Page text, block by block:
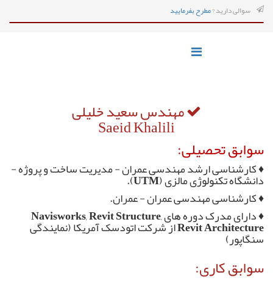
سوالی دارید ?مطرح بفرمایید
مهندس سعید خلیلی
Saeid Khalili
سوابق تحصیلی:
♦ کارشناسی ارشد مهندسی عمران - مدیریت ساخت و پروژه -
دانشگاه تکنولوژی مالزی (UTM).
♦ کارشناسی مهندسی عمران - عمران.
♦ دارای مدرک دوره های Navisworks, Revit Structure,
Revit Architecture از شرکت اتودسک آمریکا (نمایندگی
سنگاپور)
سوابق کاری: